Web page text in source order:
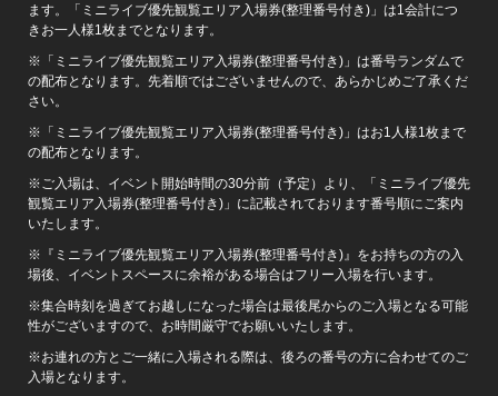
ます。「ミニライブ優先観覧エリア入場券(整理番号付き)」は1会計につ
きお一人様1枚までとなります。
※「ミニライブ優先観覧エリア入場券(整理番号付き)」は番号ランダムで
の配布となります。先着順ではございませんので、あらかじめご了承くだ
さい。
※「ミニライブ優先観覧エリア入場券(整理番号付き)」はお1人様1枚まで
の配布となります。
※ご入場は、イベント開始時間の30分前（予定）より、「ミニライブ優先
観覧エリア入場券(整理番号付き)」に記載されております番号順にご案内
いたします。
※『ミニライブ優先観覧エリア入場券(整理番号付き)』をお持ちの方の入
場後、イベントスペースに余裕がある場合はフリー入場を行います。
※集合時刻を過ぎてお越しになった場合は最後尾からのご入場となる可能
性がございますので、お時間厳守でお願いいたします。
※お連れの方とご一緒に入場される際は、後ろの番号の方に合わせてのご
入場となります。